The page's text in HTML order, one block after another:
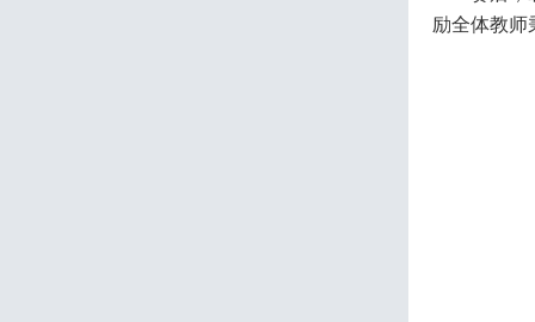
励全体教师